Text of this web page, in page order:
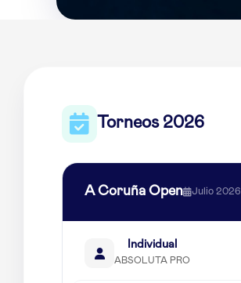
Torneos 2026
A Coruña Open Julio 2026
Individual
ABSOLUTA PRO